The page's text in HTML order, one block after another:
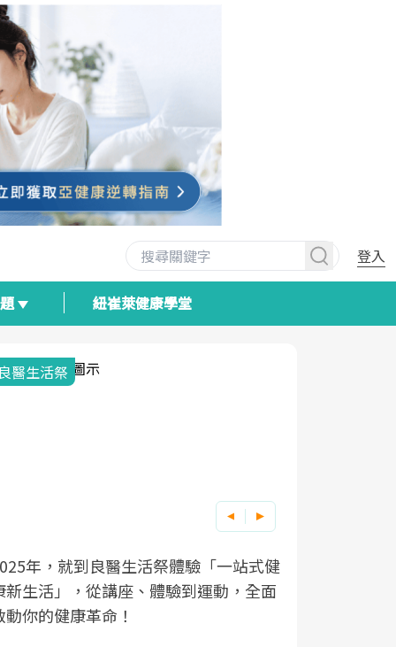
登入
紐崔萊健康學堂
與健康韌性的距離
醫健康網從「換季的身體變化」出發，
過醫學觀點與日常感受的對話，建立對
健康的認知，進而引導實際的改善行